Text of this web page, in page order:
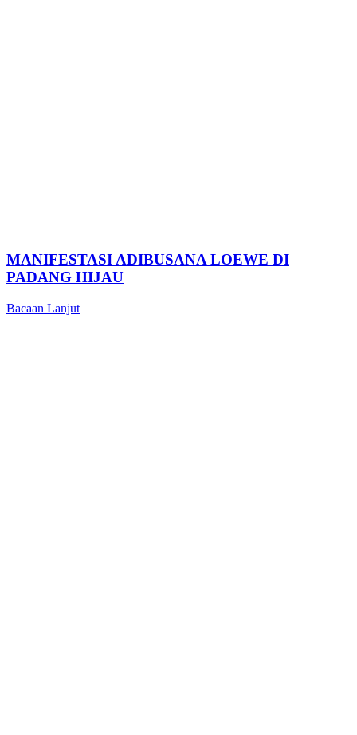
MANIFESTASI ADIBUSANA LOEWE DI
PADANG HIJAU
Bacaan Lanjut